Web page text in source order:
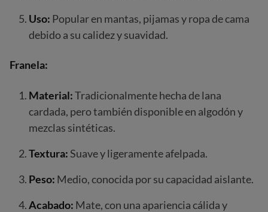
Uso: Popular en mantas, pijamas y ropa de cama
debido a su calidez y suavidad.
Franela:
Material:Tradicionalmente hecha de lana
cardada, pero también disponible en algodón y
mezclas sintéticas.
Textura:Suave y ligeramente afelpada.
Peso: Medio, conocida por su capacidad aislante.
Acabado: Mate, con una apariencia cálida y